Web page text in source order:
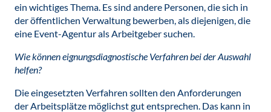
ein wichtiges Thema. Es sind andere Personen, die sich in
der öffentlichen Verwaltung bewerben, als diejenigen, die
eine Event-Agentur als Arbeitgeber suchen.
Wie können eignungsdiagnostische Verfahren bei der Auswahl
helfen?
Die eingesetzten Verfahren sollten den Anforderungen
der Arbeitsplätze möglichst gut entsprechen. Das kann in